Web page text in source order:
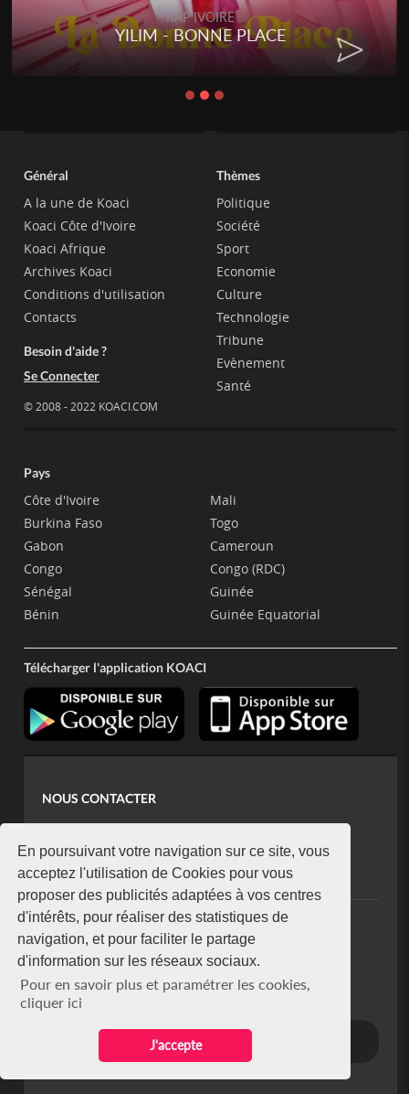
En poursuivant votre navigation sur ce site, vous
acceptez l'utilisation de Cookies pour vous
proposer des publicités adaptées à vos centres
d'intérêts, pour réaliser des statistiques de
navigation, et pour faciliter le partage
d'information sur les réseaux sociaux.
Pour en savoir plus et paramétrer les cookies,
cliquer ici
J'accepte
RAP IVOIRE
YILIM - BONNE PLACE
Général
A la une de Koaci
Koaci Côte d'Ivoire
Koaci Afrique
Archives Koaci
Conditions d'utilisation
Contacts
Besoin d'aide ?
Se Connecter
© 2008 - 2022 KOACI.COM
Thèmes
Politique
Société
Sport
Economie
Culture
Technologie
Tribune
Evènement
Santé
Pays
Côte d'Ivoire
Burkina Faso
Gabon
Congo
Sénégal
Bénin
Mali
Togo
Cameroun
Congo (RDC)
Guinée
Guinée Equatorial
Télécharger l'application KOACI
NOUS CONTACTER
koaci@yahoo.fr
+225 07 08 85 52 93
NEWSLETTER
Restez connecté via notre newsletter
S'abonner
Se désabonner